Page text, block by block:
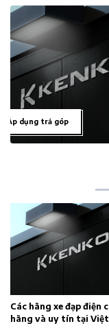
Áp dụng trả góp
xe đạp điện chính
và uy tín tại Việt Nam